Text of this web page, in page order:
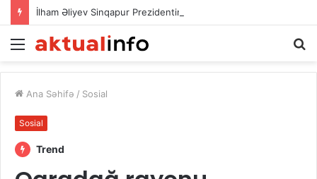
İlham Əliyev Sinqapur Prezidentini təbrik etdi
Menu
Ana Səhifə / Sosial
Sosial
Trend